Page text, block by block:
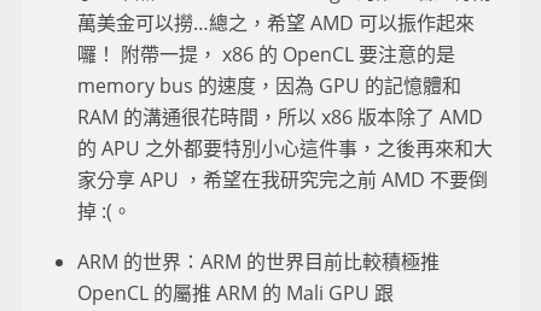
萬美金可以撈…總之，希望 AMD 可以振作起來
囉！ 附帶一提， x86 的 OpenCL 要注意的是
memory bus 的速度，因為 GPU 的記憶體和
RAM 的溝通很花時間，所以 x86 版本除了 AMD
的 APU 之外都要特別小心這件事，之後再來和大
家分享 APU ，希望在我研究完之前 AMD 不要倒
掉 :(。
ARM 的世界：ARM 的世界目前比較積極推
OpenCL 的屬推 ARM 的 Mali GPU 跟